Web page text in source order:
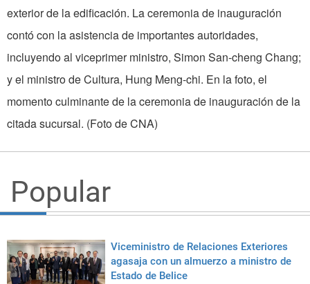
exterior de la edificación. La ceremonia de inauguración
contó con la asistencia de importantes autoridades,
incluyendo al viceprimer ministro, Simon San-cheng Chang;
y el ministro de Cultura, Hung Meng-chi. En la foto, el
momento culminante de la ceremonia de inauguración de la
citada sucursal. (Foto de CNA)
Popular
Viceministro de Relaciones Exteriores
agasaja con un almuerzo a ministro de
Estado de Belice